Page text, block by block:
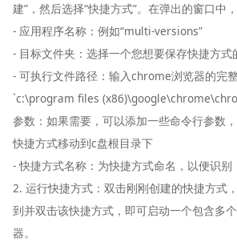
建”，然后选择“快捷方式”。在弹出的窗口中
- 应用程序名称：例如“multi-versions”
- 目标文件夹：选择一个您想要保存快捷方式
- 可执行文件路径：输入chrome浏览器的完
`c:\program files
参数：如果需要，可以添加一些命令行参数
快捷方式移动到c盘根目录下
- 快捷方式名称：为快捷方式命名，以便识别
2. 运行快捷方式：双击刚刚创建的快捷方式
到并双击该快捷方式，即可启动一个包含多
器。